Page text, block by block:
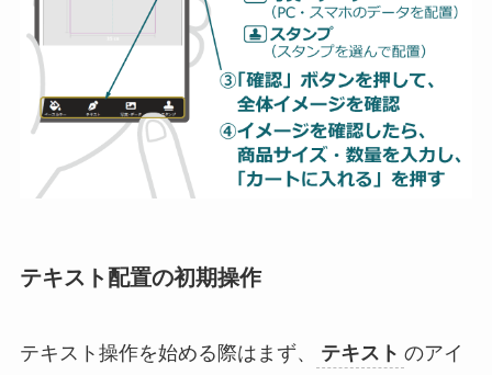
テキスト配置の初期操作
テキスト操作を始める際はまず、 テキスト のアイ